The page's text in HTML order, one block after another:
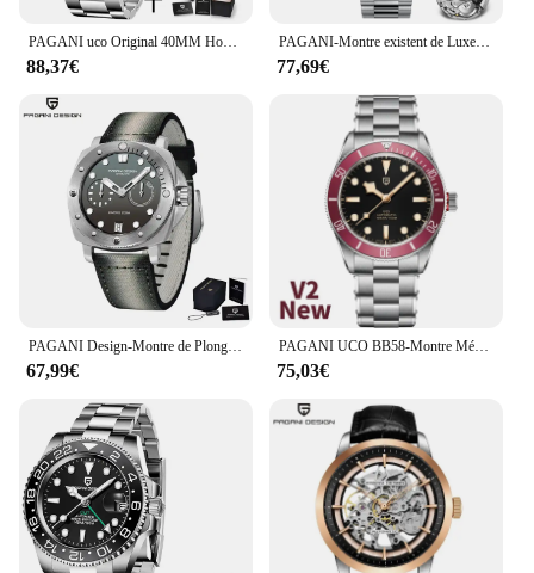
PAGANI uco Original 40MM Hommes Gstuff existent Mécanique Montres Japon NH34 De Luxe En Acier Inoxydable 100M Étanche Montre PD-1662
88,37€
PAGANI-Montre existent de Luxe pour Homme, en Or Rose, DD40, NH36A, Mécanique, en Acier Inoxydable, Étanche, Nouvelle Collection 2024
77,69€
PAGANI Design-Montre de Plongée Mécanique et existent pour Homme, Marque de Luxe, Étanche à 200m, AR Saphir, Nouvelle Collection
67,99€
PAGANI UCO BB58-Montre Mécanique de Luxe pour Homme, existent, Étanche à 2023 m, NH35, Nouvelle Collection 100
75,03€